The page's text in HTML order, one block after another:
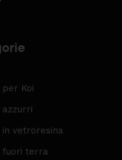
per Koi
azzurri
in vetroresina
fuori terra